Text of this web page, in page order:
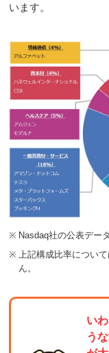
います。
※ Nasdaq社の公表デー
※ 上記構成比率につい
ん。
い
う